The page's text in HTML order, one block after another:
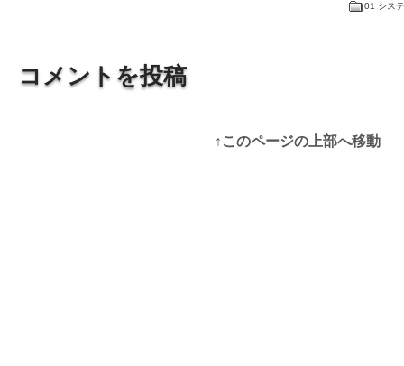
01 シス
コメントを投稿
↑このページの上部へ移動